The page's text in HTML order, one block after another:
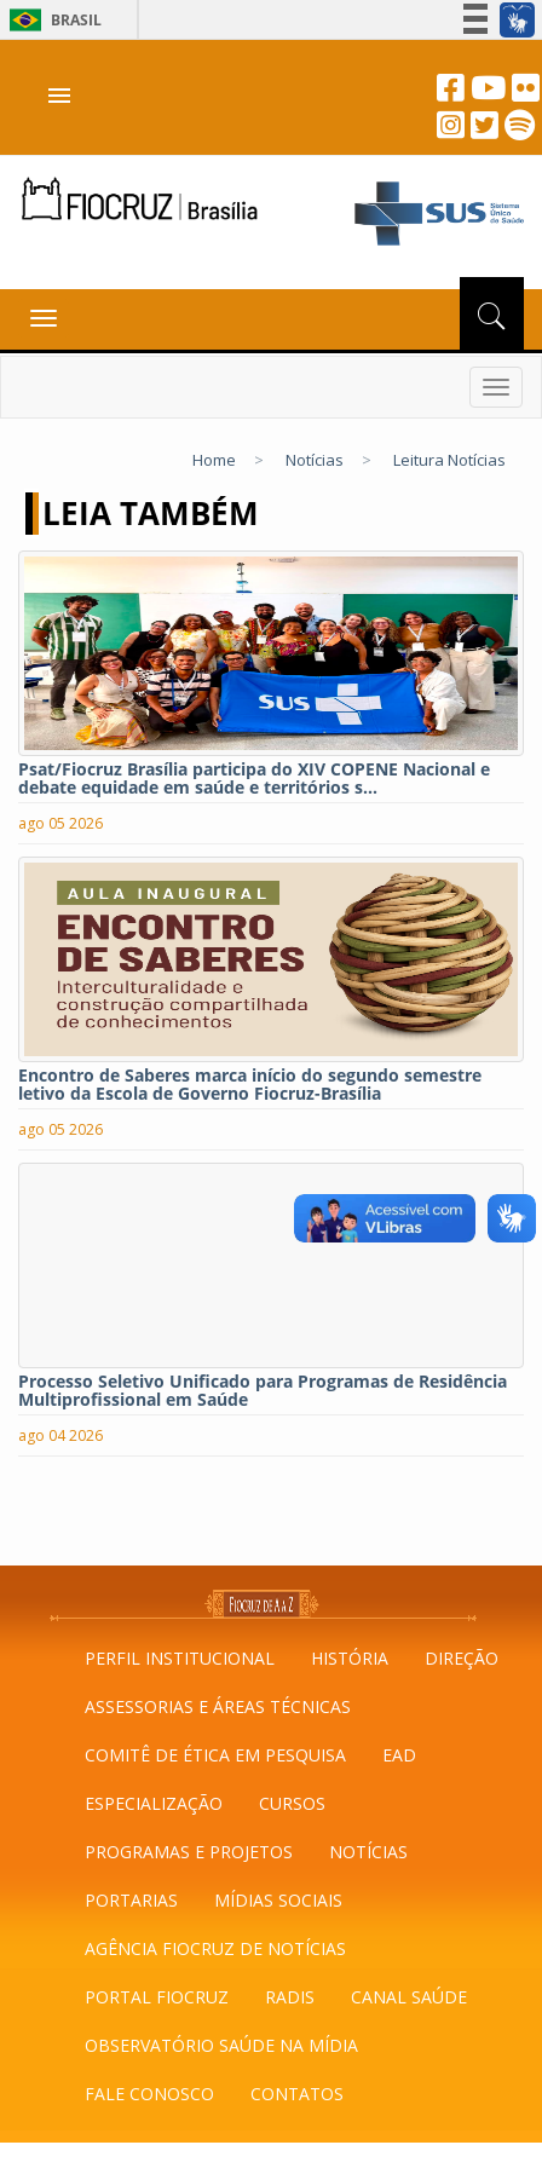
BRASIL
Acesso à informação
Canais
menu
Toggle
navigation
Home > Notícias > Leitura Notícias
LEIA TAMBÉM
Psat/Fiocruz Brasília participa do XIV COPENE Nacional e
debate equidade em saúde e territórios s...
ago 05 2026
Encontro de Saberes marca início do segundo semestre
letivo da Escola de Governo Fiocruz-Brasília
ago 05 2026
Processo Seletivo Unificado para Programas de Residência
Multiprofissional em Saúde
ago 04 2026
PERFIL INSTITUCIONAL HISTÓRIA DIREÇÃO
ASSESSORIAS E ÁREAS TÉCNICAS
COMITÊ DE ÉTICA EM PESQUISA EAD
ESPECIALIZAÇÃO CURSOS
PROGRAMAS E PROJETOS NOTÍCIAS
PORTARIAS MÍDIAS SOCIAIS
AGÊNCIA FIOCRUZ DE NOTÍCIAS
PORTAL FIOCRUZ RADIS CANAL SAÚDE
OBSERVATÓRIO SAÚDE NA MÍDIA
FALE CONOSCO CONTATOS